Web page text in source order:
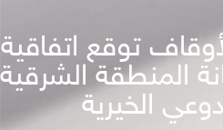
توقع اتفاقية
المنطقة الشرقية
الخيرية